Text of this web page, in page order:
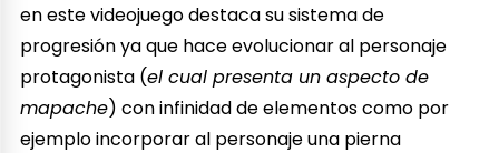
en este videojuego destaca su sistema de
progresión ya que hace evolucionar al personaje
protagonista (el cual presenta un aspecto de
mapache) con infinidad de elementos como por
ejemplo incorporar al personaje una pierna